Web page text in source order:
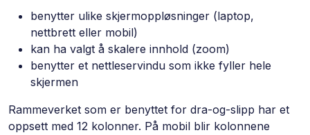
benytter ulike skjermoppløsninger (laptop,
nettbrett eller mobil)
kan ha valgt å skalere innhold (zoom)
benytter et nettleservindu som ikke fyller hele
skjermen
Rammeverket som er benyttet for dra-og-slipp har et
oppsett med 12 kolonner. På mobil blir kolonnene